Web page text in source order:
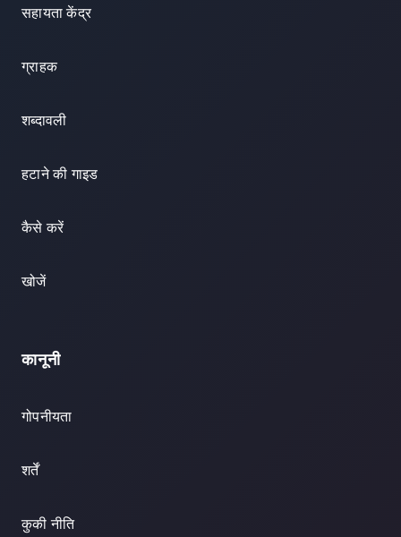
सहायता केंद्र
ग्राहक
शब्दावली
हटाने की गाइड
कैसे करें
खोजें
कानूनी
गोपनीयता
शर्तें
कुकी नीति